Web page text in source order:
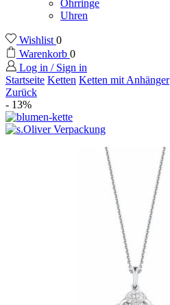
Ohrringe
Uhren
Wishlist 0
Warenkorb 0
Log in / Sign in
Startseite Ketten Ketten mit Anhänger
Zurück
- 13%